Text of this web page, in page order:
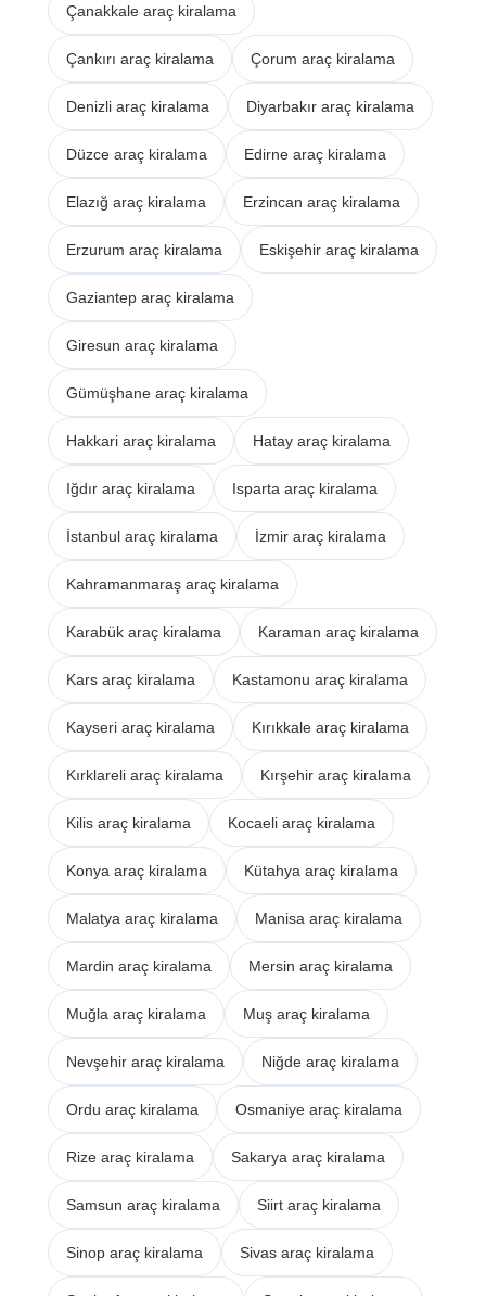
Çanakkale araç kiralama
Çankırı araç kiralama Çorum araç kiralama
Denizli araç kiralama Diyarbakır araç kiralama
Düzce araç kiralama Edirne araç kiralama
Elazığ araç kiralama Erzincan araç kiralama
Erzurum araç kiralama Eskişehir araç kiralama
Gaziantep araç kiralama
Giresun araç kiralama
Gümüşhane araç kiralama
Hakkari araç kiralama Hatay araç kiralama
Iğdır araç kiralama Isparta araç kiralama
İstanbul araç kiralama İzmir araç kiralama
Kahramanmaraş araç kiralama
Karabük araç kiralama Karaman araç kiralama
Kars araç kiralama Kastamonu araç kiralama
Kayseri araç kiralama Kırıkkale araç kiralama
Kırklareli araç kiralama Kırşehir araç kiralama
Kilis araç kiralama Kocaeli araç kiralama
Konya araç kiralama Kütahya araç kiralama
Malatya araç kiralama Manisa araç kiralama
Mardin araç kiralama Mersin araç kiralama
Muğla araç kiralama Muş araç kiralama
Nevşehir araç kiralama Niğde araç kiralama
Ordu araç kiralama Osmaniye araç kiralama
Rize araç kiralama Sakarya araç kiralama
Samsun araç kiralama Siirt araç kiralama
Sinop araç kiralama Sivas araç kiralama